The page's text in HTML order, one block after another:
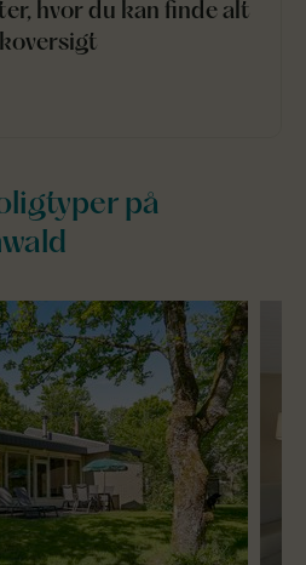
Ferieboliger
hvor du kan finde alt
på